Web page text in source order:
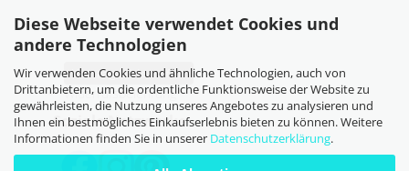
Diese Webseite verwendet Cookies und
andere Technologien
Wir verwenden Cookies und ähnliche Technologien, auch von
Drittanbietern, um die ordentliche Funktionsweise der Website zu
gewährleisten, die Nutzung unseres Angebotes zu analysieren und
Ihnen ein bestmögliches Einkaufserlebnis bieten zu können. Weitere
Informationen finden Sie in unserer Datenschutzerklärung.
Vertrag widerrufen
Widerrufsbelehrung
Soziale Netzwerke